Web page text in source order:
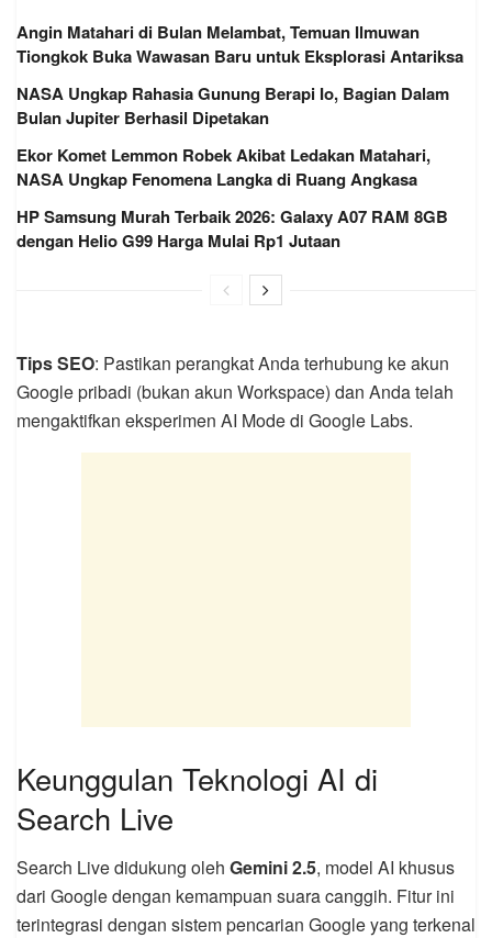
Angin Matahari di Bulan Melambat, Temuan Ilmuwan
Tiongkok Buka Wawasan Baru untuk Eksplorasi Antariksa
NASA Ungkap Rahasia Gunung Berapi Io, Bagian Dalam
Bulan Jupiter Berhasil Dipetakan
Ekor Komet Lemmon Robek Akibat Ledakan Matahari,
NASA Ungkap Fenomena Langka di Ruang Angkasa
HP Samsung Murah Terbaik 2026: Galaxy A07 RAM 8GB
dengan Helio G99 Harga Mulai Rp1 Jutaan
Tips SEO: Pastikan perangkat Anda terhubung ke akun
Google pribadi (bukan akun Workspace) dan Anda telah
mengaktifkan eksperimen AI Mode di Google Labs.
Keunggulan Teknologi AI di
Search Live
Search Live didukung oleh Gemini 2.5, model AI khusus
dari Google dengan kemampuan suara canggih. Fitur ini
terintegrasi dengan sistem pencarian Google yang terkenal